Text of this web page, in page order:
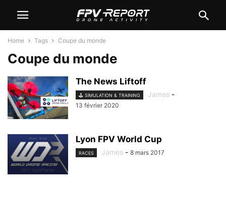
Home Tags Coupe du monde
Coupe du monde
The News Liftoff
🕹️ SIMULATION & TRAINING James -
13 février 2020
Lyon FPV World Cup
RACES James - 8 mars 2017